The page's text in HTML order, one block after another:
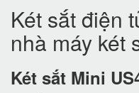
Két sắt điện
nhà máy két
Két sắt Mini